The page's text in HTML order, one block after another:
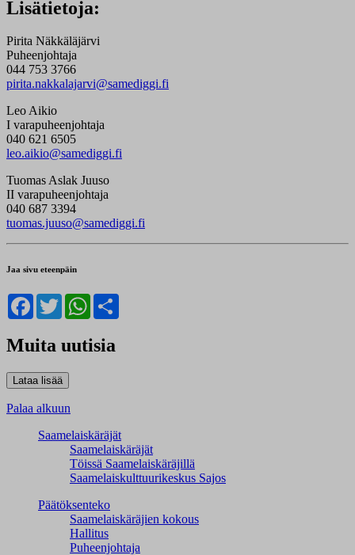
Lisätietoja:
Pirita Näkkäläjärvi
Puheenjohtaja
044 753 3766
pirita.nakkalajarvi@samediggi.fi
Leo Aikio
I varapuheenjohtaja
040 621 6505
leo.aikio@samediggi.fi
Tuomas Aslak Juuso
II varapuheenjohtaja
040 687 3394
tuomas.juuso@samediggi.fi
Jaa sivu eteenpäin
Facebook
TwitterWhatsApp
Muita uutisia
Palaa alkuun
Saamelaiskäräjät
Saamelaiskäräjät
Töissä Saamelaiskäräjillä
Saamelaiskulttuuri­keskus Sajos
Päätöksenteko
Saamelaiskäräjien kokous
Hallitus
Puheenjohtaja